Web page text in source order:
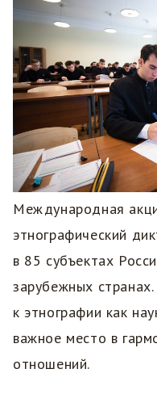
Международная
этнографический
в 85 субъектах
зарубежных
к этнографии как
важное место в
отношений.